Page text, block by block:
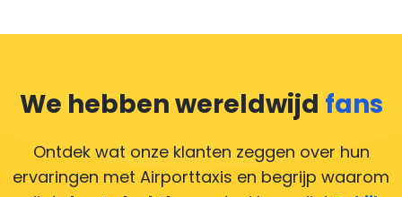
We hebben wereldwijd fans
Ontdek wat onze klanten zeggen over hun
ervaringen met Airporttaxis en begrijp waarom